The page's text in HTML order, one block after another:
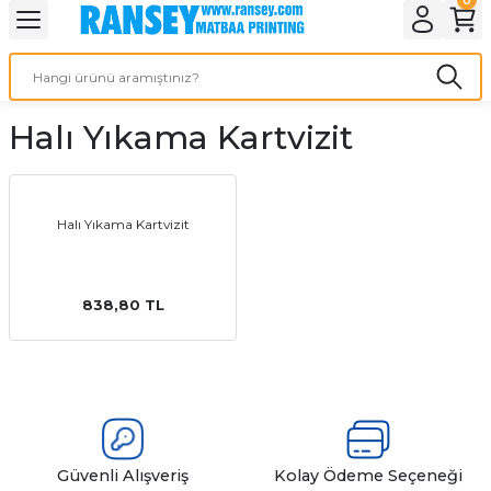
Geri Dön
Geri Dön
Geri Dön
Geri Dön
Ürünleri
Geri Dön
Geri Dön
Geri Dön
Halı Yıkama Kartvizit
Halı Yıkama Kartvizit
838,80 TL
Güvenli Alışveriş Kolay Ödeme Seçeneği